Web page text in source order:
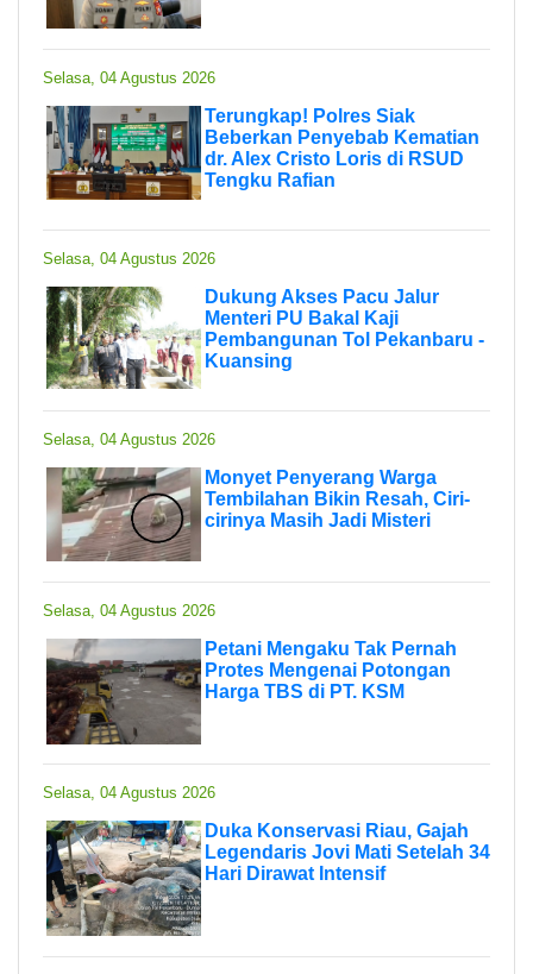
Selasa, 04 Agustus 2026
Terungkap! Polres Siak
Beberkan Penyebab Kematian
dr. Alex Cristo Loris di RSUD
Tengku Rafian
Selasa, 04 Agustus 2026
Dukung Akses Pacu Jalur
Menteri PU Bakal Kaji
Pembangunan Tol Pekanbaru -
Kuansing
Selasa, 04 Agustus 2026
Monyet Penyerang Warga
Tembilahan Bikin Resah, Ciri-
cirinya Masih Jadi Misteri
Selasa, 04 Agustus 2026
Petani Mengaku Tak Pernah
Protes Mengenai Potongan
Harga TBS di PT. KSM
Selasa, 04 Agustus 2026
Duka Konservasi Riau, Gajah
Legendaris Jovi Mati Setelah 34
Hari Dirawat Intensif